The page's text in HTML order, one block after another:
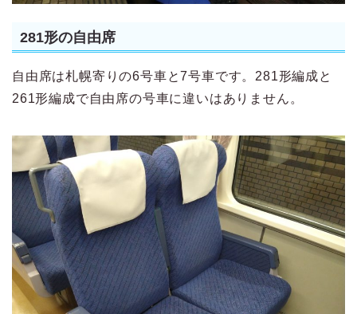
281形の自由席
自由席は札幌寄りの6号車と7号車です。281形編成と
261形編成で自由席の号車に違いはありません。